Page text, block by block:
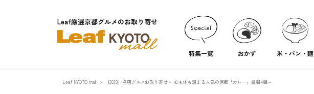
Leaf厳選京都グルメのお取り寄せ
特集一覧 おかず 米・パン・麺
Leaf KYOTO mall ［2023］名店グルメお取り寄せ～ 心も体も温まる人気の京都「カレー」厳選4選～